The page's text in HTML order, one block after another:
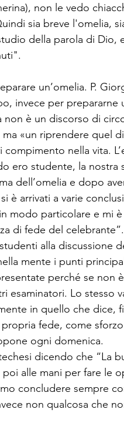
non le vedo
sia breve l'omelia,
della parola di Dio,
un’omelia. P.
invece per prepararne
è un discorso di
«un riprendere quel
nella vita.
ero studente, la nostra
dell’omelia e dopo
è arrivati a varie
modo particolare e mi
di fede del celebrante”.
alla discussione
mente i punti
perché se non
esaminatori. Lo stesso
in quello che dice,
fede, come
ogni domenica.
dicendo che “La
poi alle mani per fare le
concludere sempre
non qualcosa che